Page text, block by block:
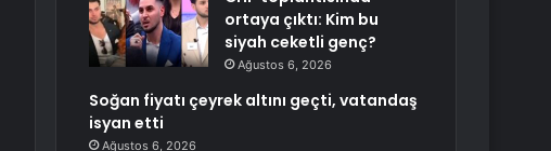
ortaya çıktı: Kim bu
siyah ceketli genç?
Ağustos 6, 2026
Soğan fiyatı çeyrek altını geçti, vatandaş
isyan etti
Ağustos 6, 2026